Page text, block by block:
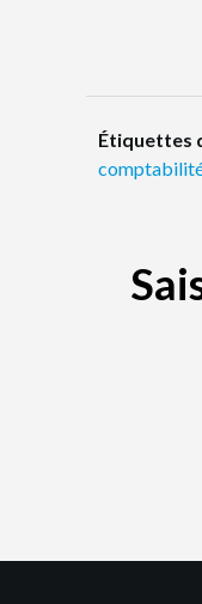
Étiquettes